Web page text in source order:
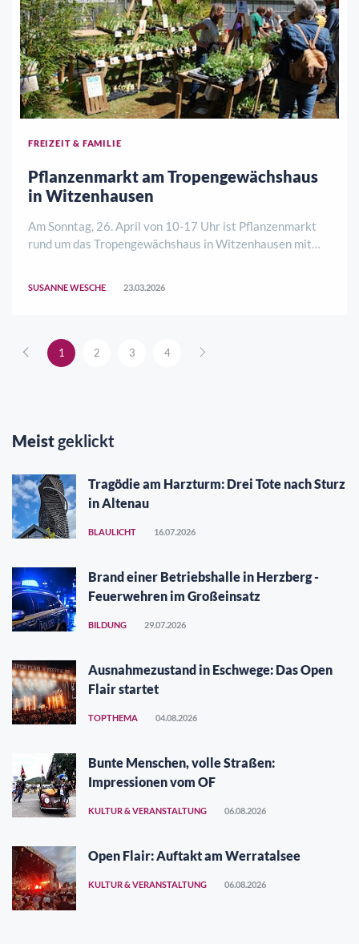
FREIZEIT & FAMILIE
Pflanzenmarkt am Tropengewächshaus
in Witzenhausen
Am Sonntag, 26. April von 10-17 Uhr ist Pflanzenmarkt
rund um das Tropengewächshaus in Witzenhausen mit
SUSANNE WESCHE 23.03.2026
1 2 3 4
Meistgeklickt
Tragödie am Harzturm: Drei Tote nach Sturz
in Altenau
BLAULICHT 16.07.2026
Brand einer Betriebshalle in Herzberg -
Feuerwehren im Großeinsatz
BILDUNG 29.07.2026
Ausnahmezustand in Eschwege: Das Open
Flair startet
TOPTHEMA 04.08.2026
Bunte Menschen, volle Straßen:
Impressionen vom OF
KULTUR & VERANSTALTUNG 06.08.2026
Open Flair: Auftakt am Werratalsee
KULTUR & VERANSTALTUNG 06.08.2026